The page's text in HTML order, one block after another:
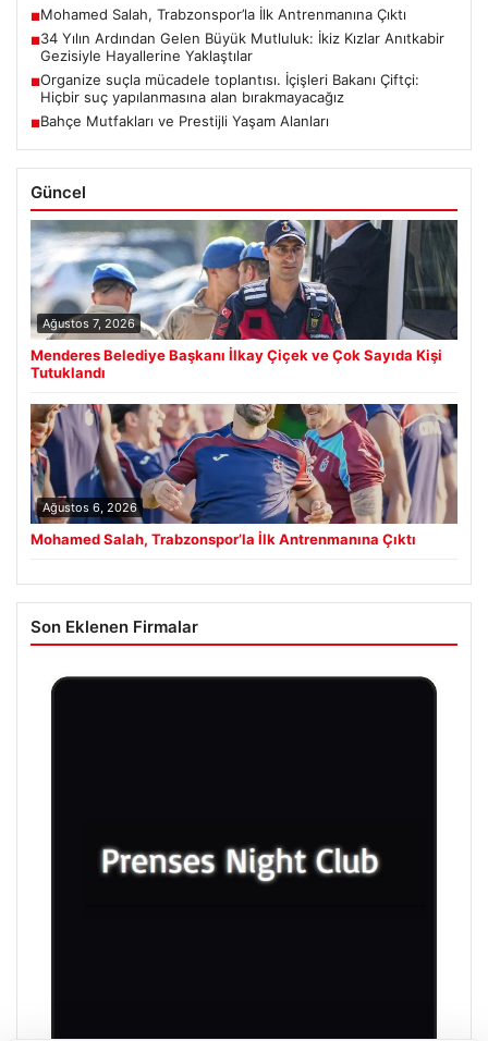
■Mohamed Salah, Trabzonspor’la İlk Antrenmanına Çıktı
■34 Yılın Ardından Gelen Büyük Mutluluk: İkiz Kızlar Anıtkabir
Gezisiyle Hayallerine Yaklaştılar
■Organize suçla mücadele toplantısı. İçişleri Bakanı Çiftçi:
Hiçbir suç yapılanmasına alan bırakmayacağız
■Bahçe Mutfakları ve Prestijli Yaşam Alanları
Güncel
Ağustos 7, 2026
Menderes Belediye Başkanı İlkay Çiçek ve Çok Sayıda Kişi
Tutuklandı
Ağustos 6, 2026
Mohamed Salah, Trabzonspor’la İlk Antrenmanına Çıktı
Son Eklenen Firmalar